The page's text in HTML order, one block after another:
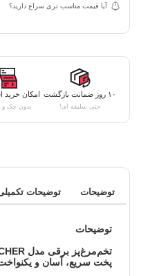
آیا قیمت مناسب تری سراغ دارید؟
۱۰ روز ضمانت بازگشت
حتی سلیقه ای!
امکان
بدون چک
توضیحات توضیحات
توضیحات
پخت سریع، آسان و